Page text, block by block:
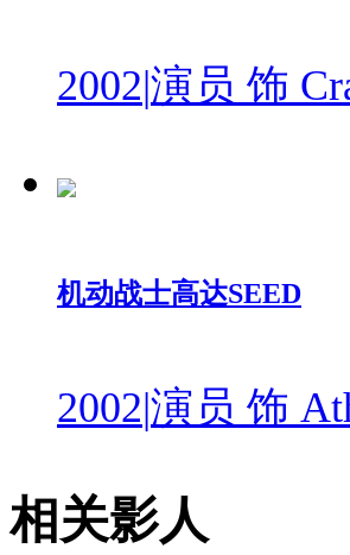
2002|演员 饰
机动战士高达SEED
2002|演员 饰
相关影人